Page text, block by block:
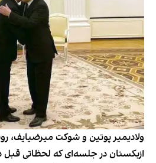
ولادیمیر پوتین و شوکت میرضیایف،
ازبکستان در جلسه‌ای که لحظاتی قبل